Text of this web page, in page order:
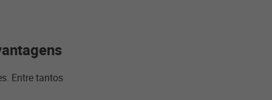
Entre tantos